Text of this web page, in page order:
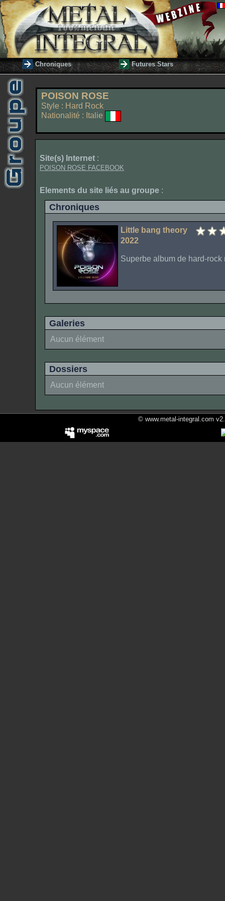
Chroniques Futures Stars
POISON ROSE
Style : Hard Rock
Nationalité : Italie
Site(s) Internet :
POISON ROSE FACEBOOK
Elements du site liés au groupe :
Chroniques
Little bang theory
2022
Superbe album de hard-rock
Galeries
Aucun élément
Dossiers
Aucun élément
© www.metal-integral.com